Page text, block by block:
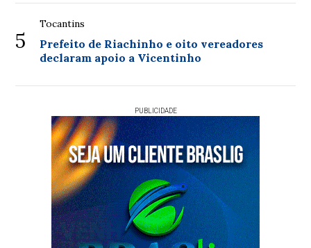
5
Tocantins
Prefeito de Riachinho e oito vereadores
declaram apoio a Vicentinho
PUBLICIDADE